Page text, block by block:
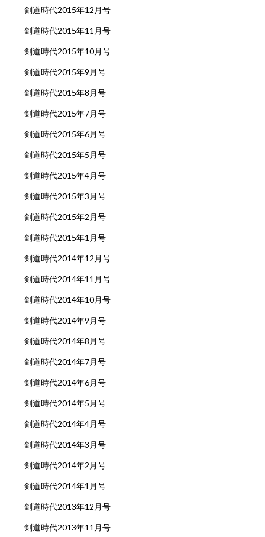
剣道時代2015年12月号
剣道時代2015年11月号
剣道時代2015年10月号
剣道時代2015年9月号
剣道時代2015年8月号
剣道時代2015年7月号
剣道時代2015年6月号
剣道時代2015年5月号
剣道時代2015年4月号
剣道時代2015年3月号
剣道時代2015年2月号
剣道時代2015年1月号
剣道時代2014年12月号
剣道時代2014年11月号
剣道時代2014年10月号
剣道時代2014年9月号
剣道時代2014年8月号
剣道時代2014年7月号
剣道時代2014年6月号
剣道時代2014年5月号
剣道時代2014年4月号
剣道時代2014年3月号
剣道時代2014年2月号
剣道時代2014年1月号
剣道時代2013年12月号
剣道時代2013年11月号